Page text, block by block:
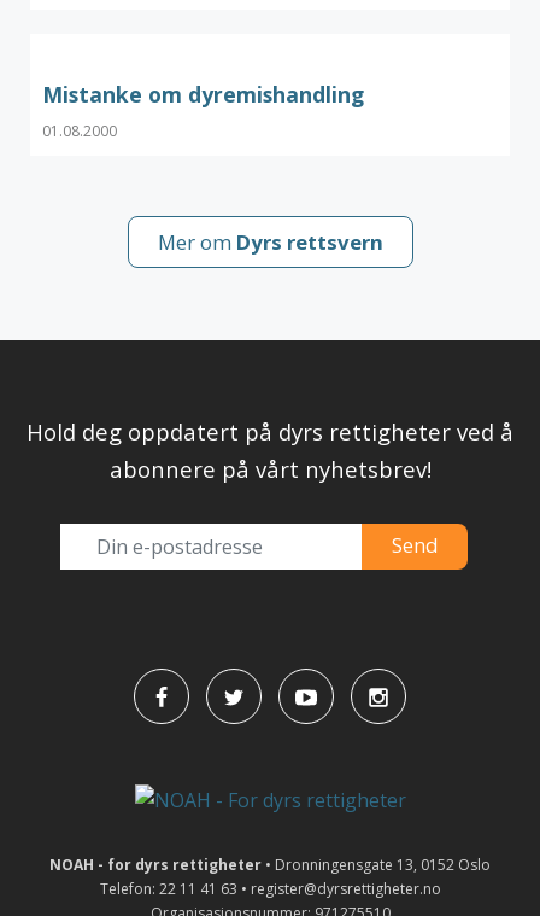
Mistanke om dyremishandling
01.08.2000
Mer om Dyrs rettsvern
Hold deg oppdatert på dyrs rettigheter ved å
abonnere på vårt nyhetsbrev!
NOAH - for dyrs rettigheter • Dronningensgate 13, 0152 Oslo
Telefon: 22 11 41 63 • register@dyrsrettigheter.no